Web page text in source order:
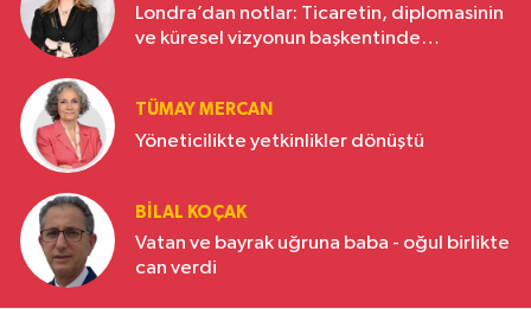
Londra’dan notlar: Ticaretin, diplomasinin
ve küresel vizyonun başkentinde
TÜMAY MERCAN
Yöneticilikte yetkinlikler dönüştü
BILAL KOÇAK
Vatan ve bayrak uğruna baba - oğul birlikte
can verdi